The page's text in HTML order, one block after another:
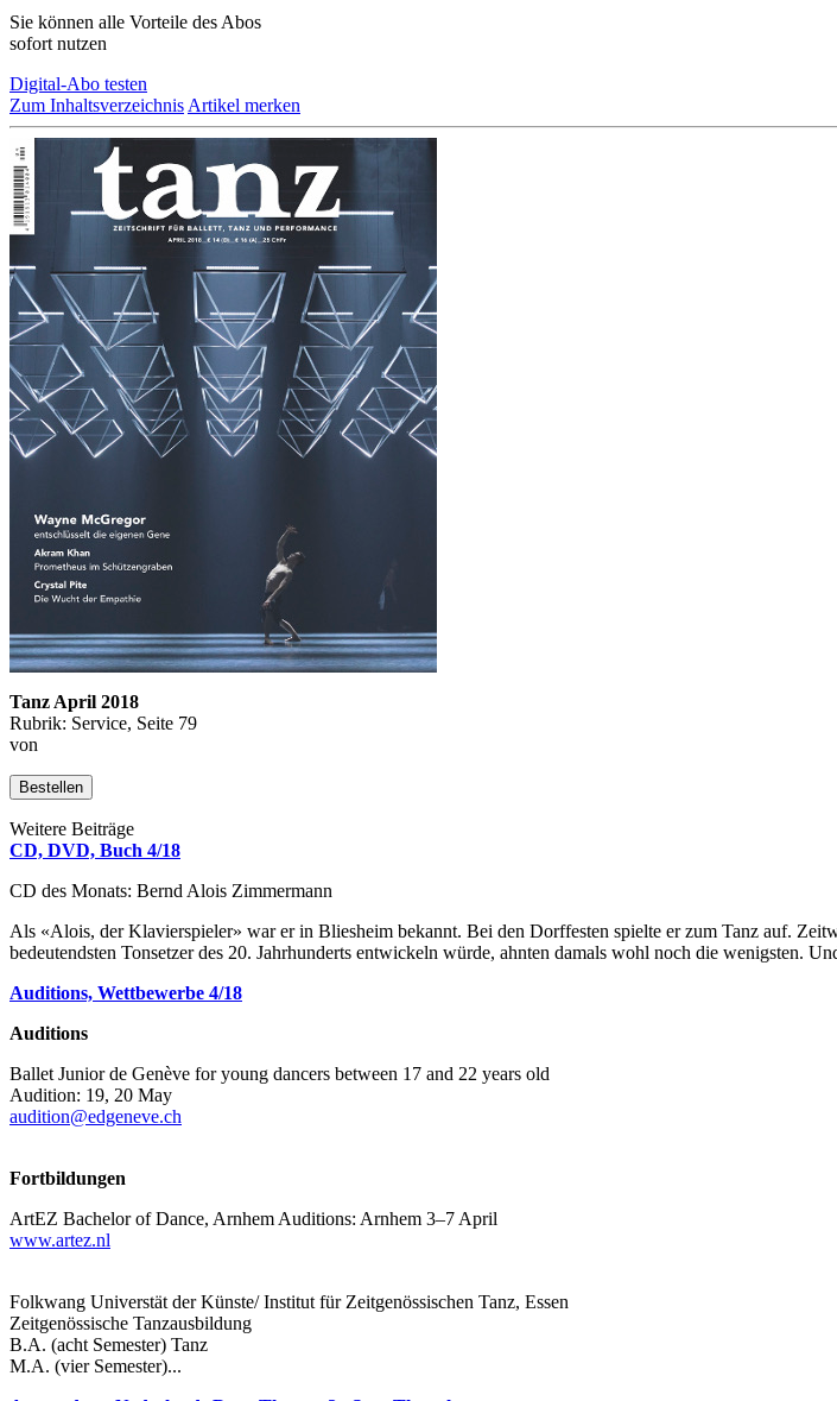
Sie können alle Vorteile des Abos
sofort nutzen
Digital-Abo testen
Zum Inhaltsverzeichnis Artikel merken
Tanz April 2018
Rubrik: Service, Seite 79
von
Bestellen
Weitere Beiträge
CD, DVD, Buch 4/18
CD des Monats: Bernd Alois Zimmermann
Als «Alois, der Klavierspieler» war er in Bliesheim bekannt. Bei den Dorffesten spielte er zum Tanz auf.
bedeutendsten Tonsetzer des 20. Jahrhunderts entwickeln würde, ahnten damals wohl noch die wenigsten.
Auditions, Wettbewerbe 4/18
Auditions
Ballet Junior de Genève for young dancers between 17 and 22 years old
Audition: 19, 20 May
audition@edgeneve.ch
Fortbildungen
ArtEZ Bachelor of Dance, Arnhem Auditions: Arnhem 3–7 April
www.artez.nl
Folkwang Universtät der Künste/ Institut für Zeitgenössischen Tanz, Essen
Zeitgenössische Tanzausbildung
B.A. (acht Semester) Tanz
M.A. (vier Semester)...